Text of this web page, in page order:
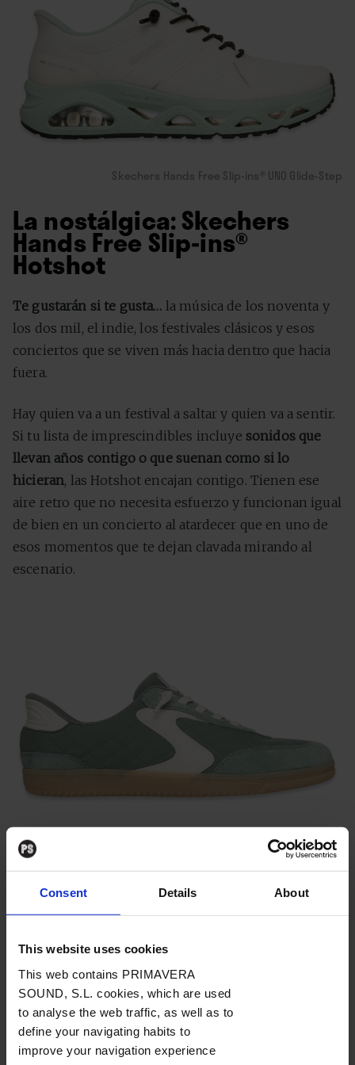
Consent Details About
This website uses cookies
This web contains PRIMAVERA
SOUND, S.L. cookies, which are used
to analyse the web traffic, as well as to
define your navigating habits to
improve your navigation experience
Skechers Hands Free Slip-ins® UNO Glide-Step
La nostálgica: Skechers
Hands Free Slip-ins®
Hotshot
Te gustarán si te gusta… la música de los noventa y
los dos mil, el indie, los festivales clásicos y esos
conciertos que se viven más hacia dentro que hacia
fuera.
Hay quien va a un festival a saltar y quien va a sentir.
Si tu lista de imprescindibles incluye sonidos que
llevan años contigo o que suenan como si lo
hicieran, las Hotshot encajan contigo. Tienen ese
aire retro que no necesita esfuerzo y funcionan igual
de bien en un concierto al atardecer que en uno de
esos momentos que te dejan clavada mirando al
escenario.
Skechers Hands Free Slip-ins® Hotshot
La non-stop: Skechers
Hands Free Slip-ins® Glide-
Step Altus
Te gustarán si te gusta…la electrónica, los sets
largos, los festivales donde la música no se detiene y
la idea es no perderse nada.
Si tu idea de festival esaprovechar cada minuto y